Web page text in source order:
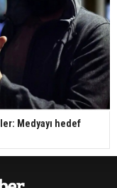
Medyayı hedef